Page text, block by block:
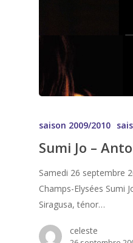
saison 2009/2010
Sumi Jo –
Samedi 26 septembre
Champs-Elysées Sumi
Siragusa, ténor…
celeste